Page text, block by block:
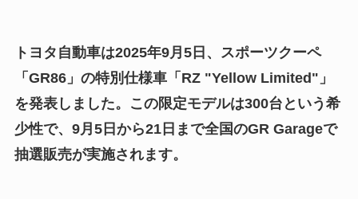
トヨタ自動車は2025年9月5日、スポーツクーペ
「GR86」の特別仕様車「RZ "Yellow Limited"」
を発表しました。この限定モデルは300台という希
少性で、9月5日から21日まで全国のGR Garageで
抽選販売が実施されます。